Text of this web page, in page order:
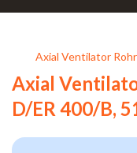
Axial Ventilator
Axial
D/ER 400/B,